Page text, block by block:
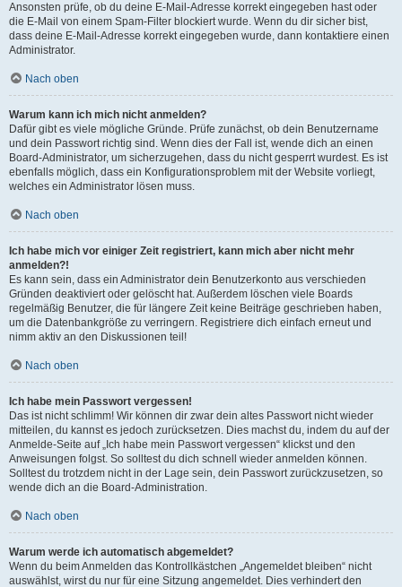
Ansonsten prüfe, ob du deine E-Mail-Adresse korrekt eingegeben hast oder
die E-Mail von einem Spam-Filter blockiert wurde. Wenn du dir sicher bist,
dass deine E-Mail-Adresse korrekt eingegeben wurde, dann kontaktiere einen
Administrator.
Nach oben
Warum kann ich mich nicht anmelden?
Dafür gibt es viele mögliche Gründe. Prüfe zunächst, ob dein Benutzername
und dein Passwort richtig sind. Wenn dies der Fall ist, wende dich an einen
Board-Administrator, um sicherzugehen, dass du nicht gesperrt wurdest. Es ist
ebenfalls möglich, dass ein Konfigurationsproblem mit der Website vorliegt,
welches ein Administrator lösen muss.
Nach oben
Ich habe mich vor einiger Zeit registriert, kann mich aber nicht mehr
anmelden?!
Es kann sein, dass ein Administrator dein Benutzerkonto aus verschieden
Gründen deaktiviert oder gelöscht hat. Außerdem löschen viele Boards
regelmäßig Benutzer, die für längere Zeit keine Beiträge geschrieben haben,
um die Datenbankgröße zu verringern. Registriere dich einfach erneut und
nimm aktiv an den Diskussionen teil!
Nach oben
Ich habe mein Passwort vergessen!
Das ist nicht schlimm! Wir können dir zwar dein altes Passwort nicht wieder
mitteilen, du kannst es jedoch zurücksetzen. Dies machst du, indem du auf der
Anmelde-Seite auf „Ich habe mein Passwort vergessen“ klickst und den
Anweisungen folgst. So solltest du dich schnell wieder anmelden können.
Solltest du trotzdem nicht in der Lage sein, dein Passwort zurückzusetzen, so
wende dich an die Board-Administration.
Nach oben
Warum werde ich automatisch abgemeldet?
Wenn du beim Anmelden das Kontrollkästchen „Angemeldet bleiben“ nicht
auswählst, wirst du nur für eine Sitzung angemeldet. Dies verhindert den